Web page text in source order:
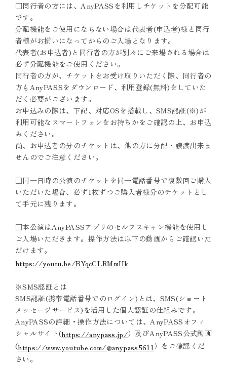
□同行者の方には、AnyPASSを利用しチケットを分配可能
です。
分配機能をご使用にならない場合は代表者(申込者)様と同行
者様がお揃いになってからのご入場となります。
代表者(お申込者)と同行者の方が別々にご来場される場合は
必ず分配機能をご使用ください。
同行者の方が、チケットをお受け取りいただく際、同行者の
方もAnyPASSをダウンロード、利用登録(無料)をしていた
だく必要がございます。
お申込みの際は、下記、対応OSを搭載し、SMS認証(※)が
利用可能なスマートフォンをお持ちかをご確認の上、お申込
みください。
尚、お申込者の分のチケットは、他の方に分配・譲渡出来ま
せんのでご注意ください。
□同一日時の公演のチケットを同一電話番号で複数回ご購入
いただいた場合、必ず1枚ずつご購入者様分のチケットとし
て手元に残ります。
□本公演はAnyPASSアプリのセルフスキャン機能を使用し
ご入場いただきます。操作方法は以下の動画からご確認いた
だけます。
https://youtu.be/BYqcCLRMmHk
※SMS認証とは
SMS認証(携帯電話番号でのログイン)とは、SMS(ショート
メッセージサービス)を活用した個人認証の仕組みです。
AnyPASSの詳細・操作方法については、AnyPASSオフィ
シャルサイト(https://anypass.jp/）及びAnyPASS公式動画
(https://www.youtube.com/@anypass5611 ）をご確認くだ
さい。